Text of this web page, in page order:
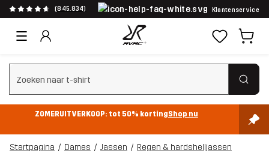
(845.834) Klantenservice
Zoeken wissen
ZOMERUITVERKOOP: tot 50% kortingShop nu
Startpagina Dames Jassen Regen & hardshelljassen